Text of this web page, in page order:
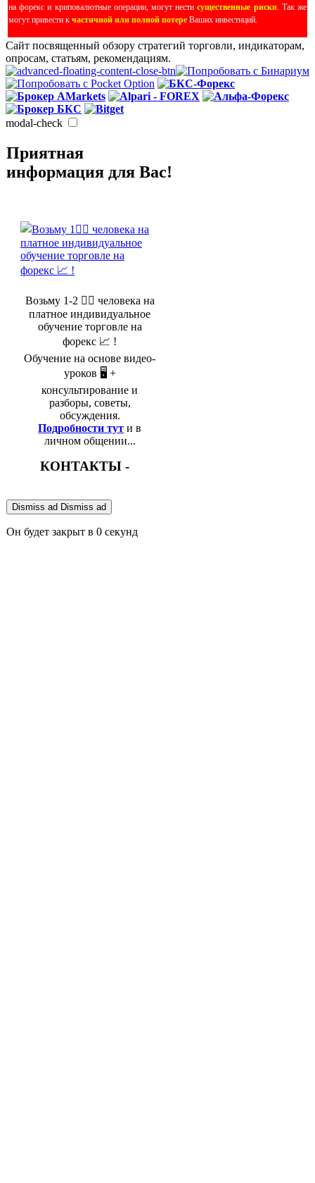
на форекс и криповалютные операции, могут нестисущественные риски. Так же
могут привести к частичной или полной потере Ваших инвестиций.
Сайт посвященный обзору стратегий торговли, индикаторам,
опросам, статьям, рекомендациям.
modal-check
Приятная
информация для Вас!
Возьму 1-2 🤵‍♂️ человека на
платное индивидуальное
обучение торговле на
форекс 📈 !
Обучение на основе видео-
уроков 🖥️ +
консультирование и
разборы, советы,
обсуждения.
Подробности тут и в
личном общении...
КОНТАКТЫ -
Dismiss ad Dismiss ad
Он будет закрыт в 0 секунд